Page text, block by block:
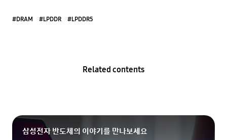
#DRAM #LPDDR #LPDDR5
Related contents
삼성전자 반도체의 이야기를 만나보세요